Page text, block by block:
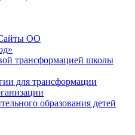
ОО
трансформацией школы
для трансформации
образования детей